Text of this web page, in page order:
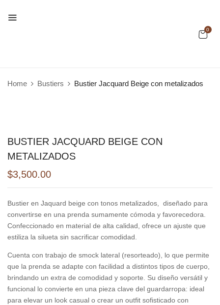
0
Home Bustiers Bustier Jacquard Beige con metalizados
BUSTIER JACQUARD BEIGE CON
METALIZADOS
$3,500.00
Bustier en Jaquard beige con tonos metalizados,
diseñado para
convertirse en una prenda sumamente cómoda y favorecedora.
Confeccionado en material de alta calidad, ofrece un ajuste que
estiliza la silueta sin sacrificar comodidad.
Cuenta con trabajo de smock lateral (resorteado), lo que permite
que la prenda se adapte con facilidad a distintos tipos de cuerpo,
brindando un extra de comodidad y soporte. Su diseño versátil y
funcional lo convierte en una pieza clave del guardarropa: ideal
para elevar un look casual o crear un outfit sofisticado con